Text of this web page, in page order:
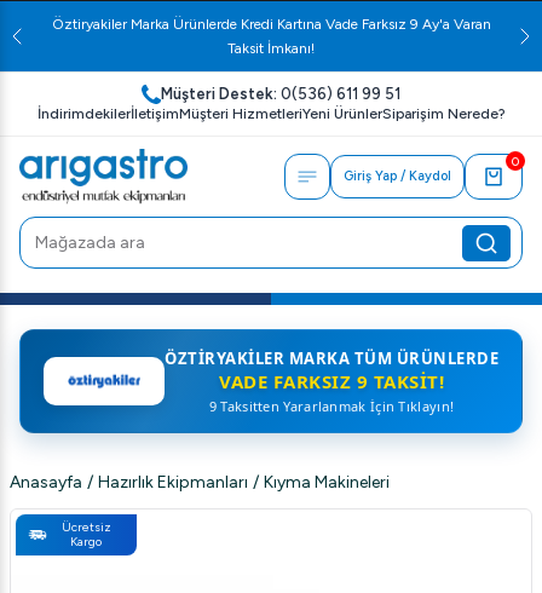
Öztiryakiler Marka Ürünlerde Kredi Kartına Vade Farksız 9 Ay'a Varan
Taksit İmkanı!
Müşteri Destek: 0(536) 611 99 51
İndirimdekilerİletişimMüşteri HizmetleriYeni ÜrünlerSiparişim Nerede?
Giriş Yap / Kaydol
0
ÖZTIRYAKILER MARKA TÜM ÜRÜNLERDE
VADE FARKSIZ 9 TAKSIT!
9 Taksitten Yararlanmak İçin Tıklayın!
Anasayfa / Hazırlık Ekipmanları / Kıyma Makineleri
Ücretsiz
Kargo